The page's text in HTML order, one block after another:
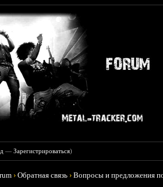
—Зарегистрироваться)
›Обратная связь ›Вопросы и предложения